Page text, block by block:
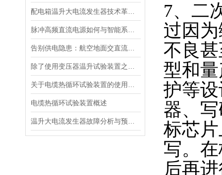
电缆热循环试验装置概述
7、二
过因
不良
型和
护等
器、
标芯
写。
后再